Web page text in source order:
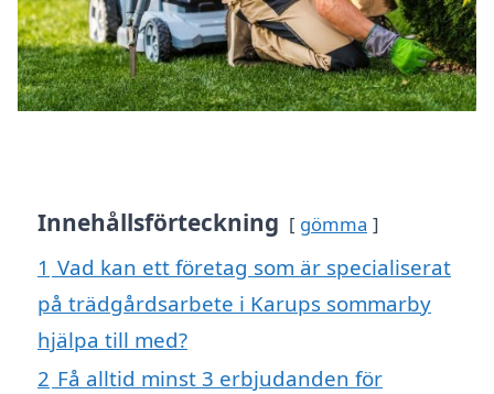
Innehållsförteckning gömma
1 Vad kan ett företag som är specialiserat
på trädgårdsarbete i Karups sommarby
hjälpa till med?
2 Få alltid minst 3 erbjudanden för